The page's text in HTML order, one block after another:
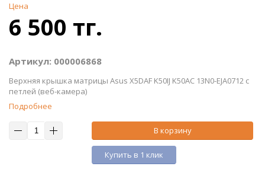
Цена
6 500 тг.
Артикул: 000006868
Верхняя крышка матрицы Asus X5DAF K50IJ K50AC 13N0-EJA0712 с
петлей (веб-камера)
Подробнее
В корзину
Купить в 1 клик